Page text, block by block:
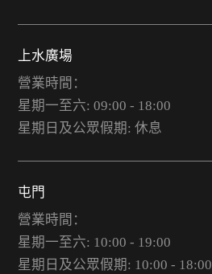
上水廣場
營業時間：
星期一至六: 09:00 - 18:00
星期日及公眾假期: 休息
屯門
營業時間：
星期一至六: 10:00 - 19:00
星期日及公眾假期: 10:00 - 18:00